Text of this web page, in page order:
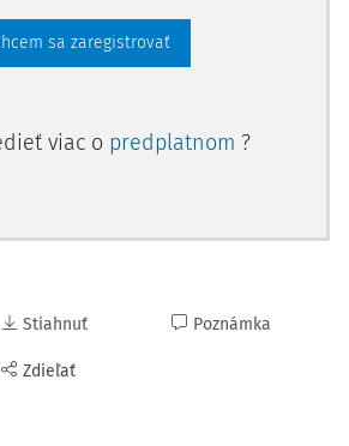
sa zaregistrovať
viac o predplatnom ?
Stiahnuť
Zdieľať
Poznámka